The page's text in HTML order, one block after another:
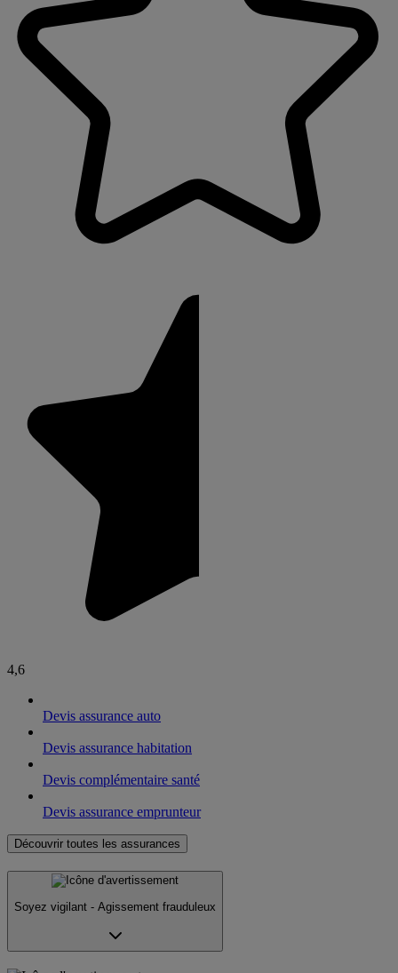
4,6
Devis assurance auto
Devis assurance habitation
Devis complémentaire santé
Devis assurance emprunteur
Découvrir toutes les assurances
Soyez vigilant - Agissement frauduleux